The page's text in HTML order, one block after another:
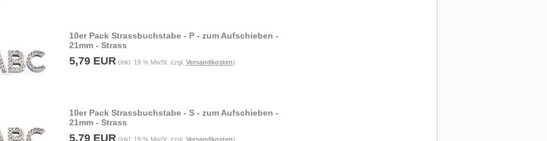
10er Pack Strassbuchstabe - P - zum Aufschieben -
21mm - Strass
5,79 EUR (inkl. 19 % MwSt. zzgl. Versandkosten)
10er Pack Strassbuchstabe - S - zum Aufschieben -
21mm - Strass
5,79 EUR (inkl. 19 % MwSt. zzgl. Versandkosten)